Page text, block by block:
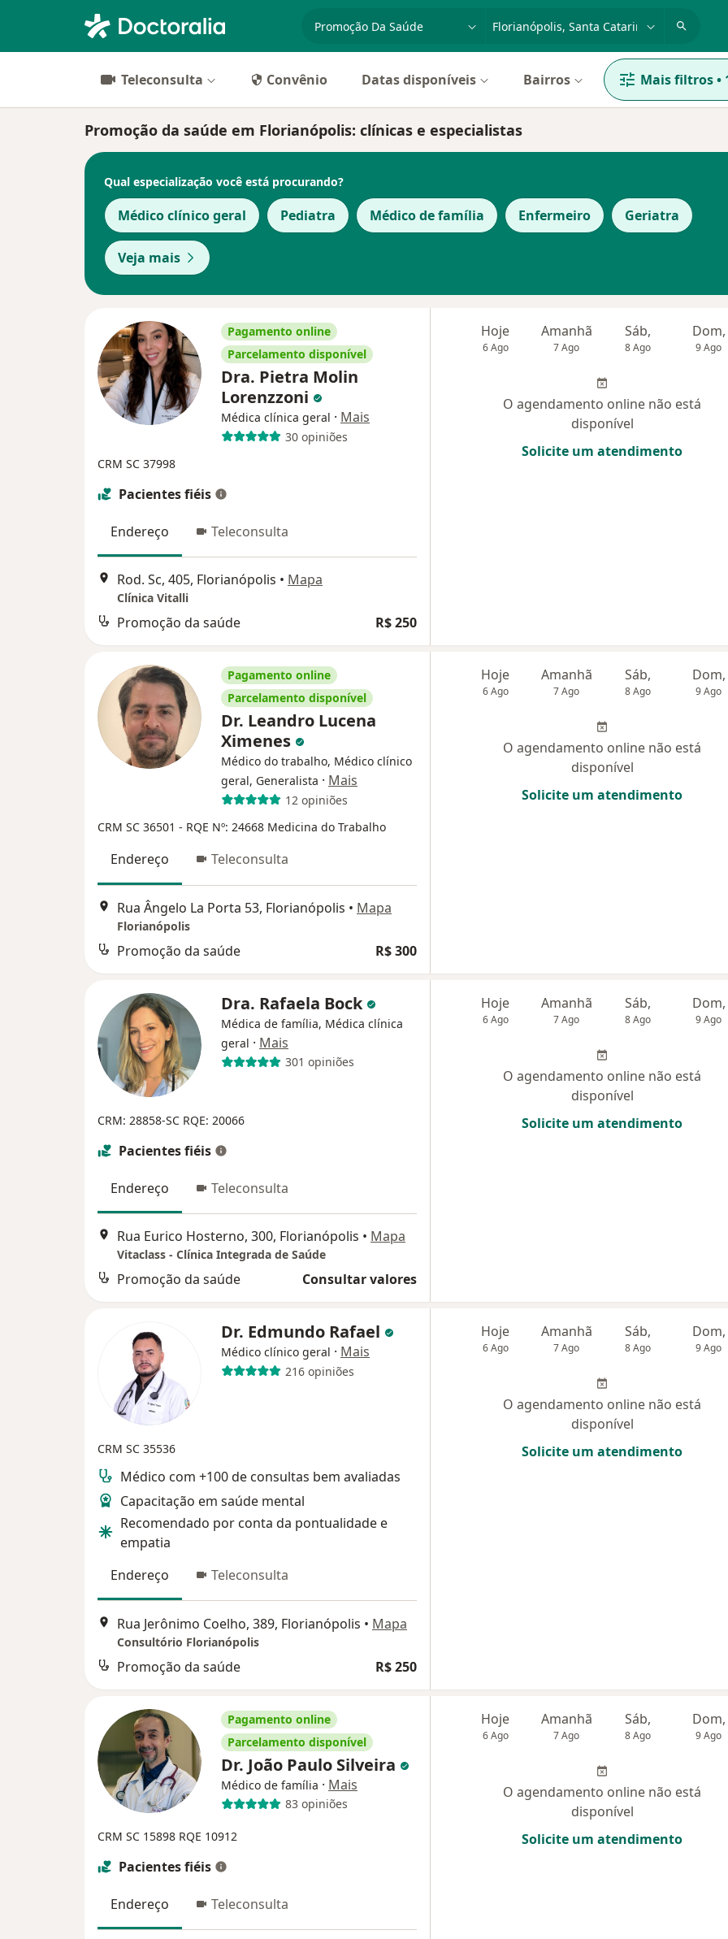
especialidade, doença ou nomecidade ou região
Teleconsulta Convênio Datas disponíveis Bairros Mais filtros•
Promoção da saúde em Florianópolis: clínicas e especialistas
Qual especialização você está procurando?
Médico clínico geral Pediatra Médico de família Enfermeiro Geriatra
Veja mais
Pagamento online
Parcelamento disponível
Dra. Pietra Molin
Lorenzzoni
Médica clínica geral · Mais
30 opiniões
CRM SC 37998
Pacientes fiéis
Endereço Teleconsulta
Rod. Sc, 405, Florianópolis • Mapa
Clínica Vitalli
Promoção da saúde R$ 250
Hoje
6 Ago
Amanhã
7 Ago
Sáb,
8 Ago
Dom,
9 Ago
O agendamento online não está
disponível
Solicite um atendimento
Pagamento online
Parcelamento disponível
Dr. Leandro Lucena
Ximenes
Médico do trabalho, Médico clínico
geral, Generalista · Mais
12 opiniões
CRM SC 36501 - RQE Nº: 24668 Medicina do Trabalho
Endereço Teleconsulta
Rua Ângelo La Porta 53, Florianópolis • Mapa
Florianópolis
Promoção da saúde R$ 300
Hoje
6 Ago
Amanhã
7 Ago
Sáb,
8 Ago
Dom,
9 Ago
O agendamento online não está
disponível
Solicite um atendimento
Dra. Rafaela Bock
Médica de família, Médica clínica
geral · Mais
301 opiniões
CRM: 28858-SC RQE: 20066
Pacientes fiéis
Endereço Teleconsulta
Rua Eurico Hosterno, 300, Florianópolis • Mapa
Vitaclass - Clínica Integrada de Saúde
Promoção da saúde Consultar valores
Hoje
6 Ago
Amanhã
7 Ago
Sáb,
8 Ago
Dom,
9 Ago
O agendamento online não está
disponível
Solicite um atendimento
Dr. Edmundo Rafael
Médico clínico geral · Mais
216 opiniões
CRM SC 35536
Médico com +100 de consultas bem avaliadas
Capacitação em saúde mental
Recomendado por conta da pontualidade e
empatia
Endereço
Teleconsulta
Rua Jerônimo Coelho, 389, Florianópolis • Mapa
Consultório Florianópolis
Promoção da saúde R$ 250
Hoje
6 Ago
Amanhã
7 Ago
Sáb,
8 Ago
Dom,
9 Ago
O agendamento online não está
disponível
Solicite um atendimento
Pagamento online
Parcelamento disponível
Dr. João Paulo Silveira
Médico de família · Mais
83 opiniões
CRM SC 15898 RQE 10912
Pacientes fiéis
Endereço Teleconsulta
Hoje
6 Ago
Amanhã
7 Ago
Sáb,
8 Ago
Dom,
9 Ago
O agendamento online não está
disponível
Solicite um atendimento